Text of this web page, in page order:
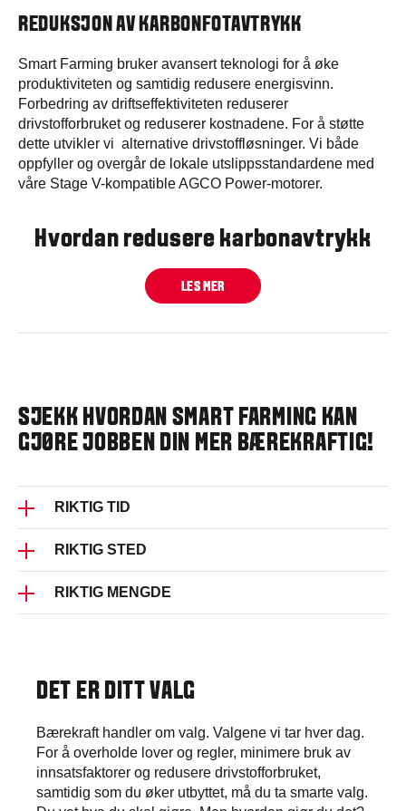
REDUKSJON AV KARBONFOTAVTRYKK
Smart Farming bruker avansert teknologi for å øke
produktiviteten og samtidig redusere energisvinn.
Forbedring av driftseffektiviteten reduserer
drivstofforbruket og reduserer kostnadene. For å støtte
dette utvikler vi alternative drivstoffløsninger. Vi både
oppfyller og overgår de lokale utslippsstandardene med
våre Stage V-kompatible AGCO Power-motorer.
Hvordan redusere karbonavtrykk
LES MER
SJEKK HVORDAN SMART FARMING KAN
GJØRE JOBBEN DIN MER BÆREKRAFTIG!
RIKTIG TID
Kjenn den perfekte timingen for oppgavene dine
basert på værhistorikken for gården din og
optimaliser langsiktig avling ved å øke
innhøstingssykluser og dobbel innhøsting.
Lær å bruke TaskDoc
RIKTIG STED
Følg kjøresporene nøyaktig, vær oppmerksom
på det som skjer på bakken og maksimer det
Utnytt Valtra Guide
RIKTIG MENGDE
på hver del av åkeren, foreta justeringer mens
du er på farten. Alt registreres mens du jobber,
Hva kan Variable Rate Control gjøre for deg?
DET ER DITT VALG
Bærekraft handler om valg. Valgene vi tar hver dag.
For å overholde lover og regler, minimere bruk av
innsatsfaktorer og redusere drivstofforbruket,
samtidig som du øker utbyttet, må du ta smarte valg.